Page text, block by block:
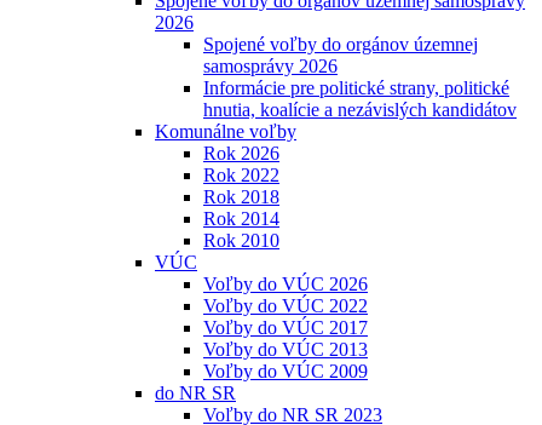
2026
Spojené voľby do orgánov územnej
samosprávy 2026
Informácie pre politické strany, politické
hnutia, koalície a nezávislých kandidátov
Komunálne voľby
Rok 2026
Rok 2022
Rok 2018
Rok 2014
Rok 2010
VÚC
Voľby do VÚC 2026
Voľby do VÚC 2022
Voľby do VÚC 2017
Voľby do VÚC 2013
Voľby do VÚC 2009
do NR SR
Voľby do NR SR 2023